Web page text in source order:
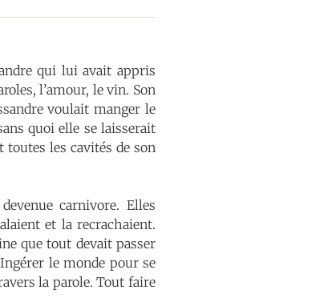
qui lui avait appris
l’amour, le vin. Son
voulait manger le
quoi elle se laisserait
toutes les cavités de son
carnivore. Elles
et la recrachaient.
que tout devait passer
le monde pour se
la parole. Tout faire